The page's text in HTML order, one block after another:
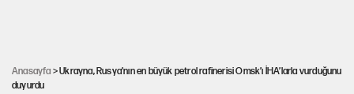
Anasayfa > Ukrayna, Rusya’nın en büyük petrol rafinerisi Omsk’ı İHA’larla vurduğunu
duyurdu